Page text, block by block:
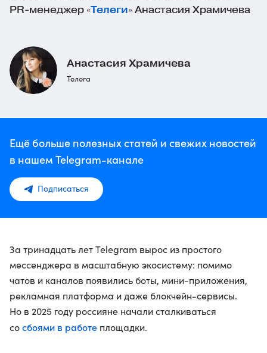
PR-менеджер «Телеги» Анастасия Храмичева
Анастасия Храмичева
Телега
Ещё больше полезных статей и свежих новостей
в нашем Telegram-канале
Подписаться
За тринадцать лет Telegram вырос из простого
мессенджера в масштабную экосистему: помимо
чатов и каналов появились боты, мини-приложения,
рекламная платформа и даже блокчейн-сервисы.
Но в 2025 году россияне начали сталкиваться
сосбоями в работе площадки.